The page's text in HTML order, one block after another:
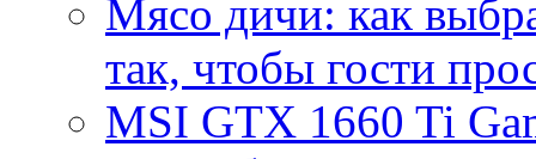
Мясо дичи: как
так, чтобы гости
MSI GTX 1660 Ti